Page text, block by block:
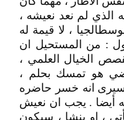
لم نعد نعيشه ،
، لا قيمة له
: من المستحيل ان
الخيال العلمي ،
هو تمسك بحلم ،
سيرى انه خسر حاضره
أيضا . يجب ان نعيش
، او ينشا ، سيكون